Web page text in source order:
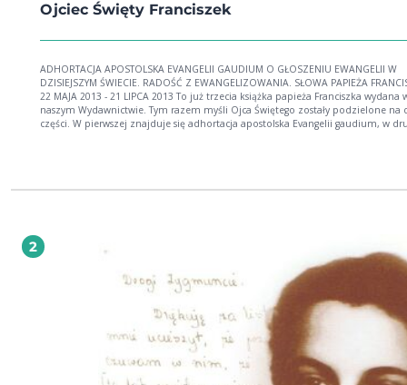
Ojciec Święty Franciszek
ADHORTACJA APOSTOLSKA EVANGELII GAUDIUM O GŁOSZENIU EWANGELII W
DZISIEJSZYM ŚWIECIE. RADOŚĆ Z EWANGELIZOWANIA. SŁOWA PAPIEŻA
22 MAJA 2013 - 21 LIPCA 2013 To już trzecia książka papieża Franciszka wydana w
naszym Wydawnictwie. Tym razem myśli Ojca Świętego zostały podzielone na
części. W pierwszej znajduje się adhortacja apostolska Evangelii gaudium, w
gdy pozwalamy mu wejść w nasze życie. Myśli papieża zachwycają prostotą, a
2